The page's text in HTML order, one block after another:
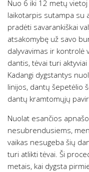
Nuo 6 iki 12 metų
laikotarpis sutampa su
pradėti savarankiškai
atsakomybę už savo
dalyvavimas ir kontrolė
dantis, tėvai turi
Kadangi dygstantys
linijos, dantų šepetėlio
dantų kramtomųjų
Nuolat esančios
nesubrendusiems,
vaikas nesugeba šių
turi atlikti tėvai. Ši
metais, kai dygsta